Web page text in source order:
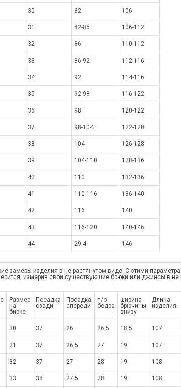
30 82 106
31 82-86 106-112
32 86 110-112
33 86-92 112-116
34 92 114-116
35 92-98 116-122
36 98 120-122
37 98-104 122-128
38 104 126-128
39 104-110 128-136
40 110 132-136
41 110-116 136-140
42 116 140
43 116-120 140-146
44 29.4 146
замеры изделия в не растянутом виде. С этими
измерив свои существующие брюки или джинсы в не
Размер
на
бирке
Посадка
сзади
Посадка
спереди
п/о
бедра
ширина
брючины
внизу
Длина
изделия
30 37 26 26,5 18,5 107
31 37 26,5 27 19 107
32 37 27 28 19 108
33 38 27,5 28 19 108